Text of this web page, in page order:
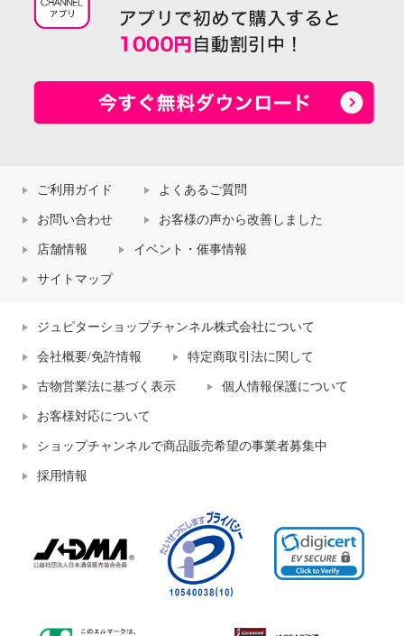
ご利用ガイド よくあるご質問
お問い合わせ お客様の声から改善しました
店舗情報 イベント・催事情報
サイトマップ
ジュピターショップチャンネル株式会社について
会社概要/免許情報 特定商取引法に関して
古物営業法に基づく表示 個人情報保護について
お客様対応について
ショップチャンネルで商品販売希望の事業者募集中
採用情報